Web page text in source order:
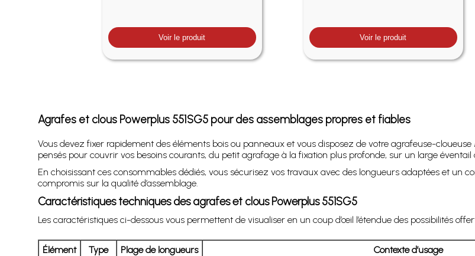
Voir le produit Voir le produit
Agrafes et clous Powerplus 551SG5 pour des assemblages propres et fiables
Vous devez fixer rapidement des éléments bois ou panneaux et vous disposez de votre agrafeuse-cloueuse
pensés pour couvrir vos besoins courants, du petit agrafage à la fixation plus profonde, sur un large éventail
En choisissant ces consommables dédiés, vous sécurisez vos travaux avec des longueurs adaptées et un
compromis sur la qualité d’assemblage.
Caractéristiques techniques des agrafes et clous Powerplus 551SG5
Les caractéristiques ci-dessous vous permettent de visualiser en un coup d’œil l’étendue des possibilités
Élément Type Plage de longueurs
Contexte d’usage